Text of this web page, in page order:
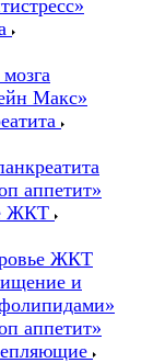
Макс»
аппетит»
ЖКТ
ЖКТ
и
аппетит»